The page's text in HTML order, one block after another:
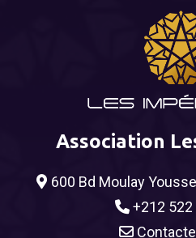
Association
600 Bd Moulay
+212